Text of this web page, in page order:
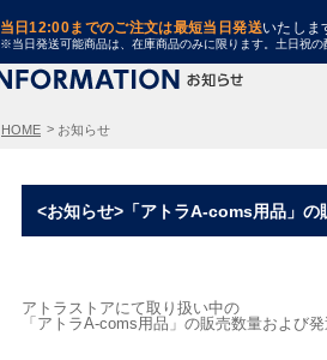
当日12:00までのご注文は最短当日発送いたしま
※当日発送可能商品は、在庫商品のみに限ります。土日祝の
HOME お知らせ
<お知らせ>「アトラA-coms用品」の
アトラストアにて取り扱い中の
「アトラA-coms用品」の販売数量および